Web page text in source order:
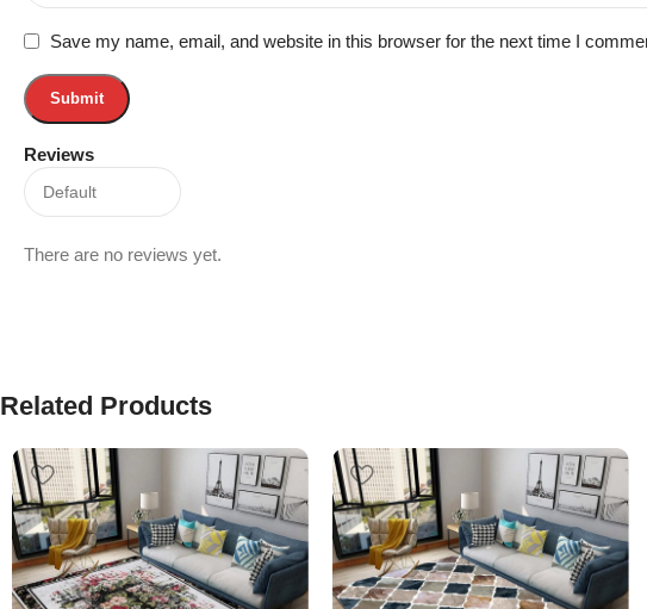
Reviews
There are no reviews yet.
Save my name, email, and website in this browser for the next time I
Related Products